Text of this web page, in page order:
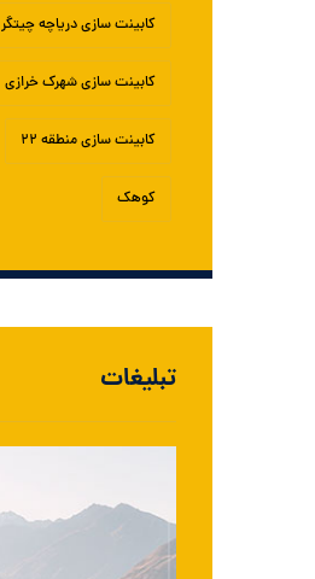
کابینت سازی دریاچه چیتگر
کابینت سازی شهرک خرازی
کابینت سازی منطقه ۲۲
کوهک
تبلیغات